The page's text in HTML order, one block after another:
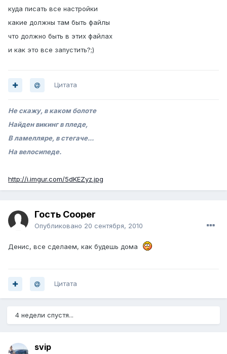
куда писать все настройки
какие должны там быть файлы
что должно быть в этих файлах
и как это все запустить?;)
Цитата
Не скажу, в каком болоте
Найден викинг в пледе,
В ламелляре, в стегаче...
На велосипеде.
http://i.imgur.com/5dKEZyz.jpg
Гость Cooper
Опубликовано 20 сентября, 2010
Денис, все сделаем, как будешь дома
Цитата
4 недели спустя...
svip